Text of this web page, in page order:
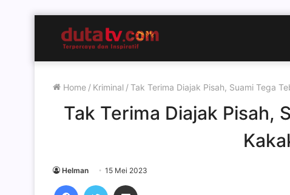
Home / Kriminal /Tak Terima Diajak Pisah, Suami Tega
Tak Terima Diajak Pisah,
Helman 15 Mei 2023
FacebookTwitter